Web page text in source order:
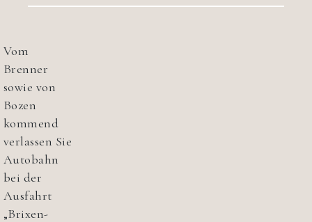
Vom
Brenner
sowie von
Bozen
kommend
verlassen Sie
Autobahn
bei der
Ausfahrt
„Brixen-